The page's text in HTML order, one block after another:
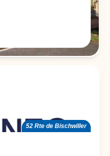
52 Rte de Bischwiller